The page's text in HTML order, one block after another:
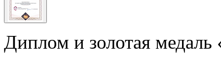
Диплом и золотая медаль